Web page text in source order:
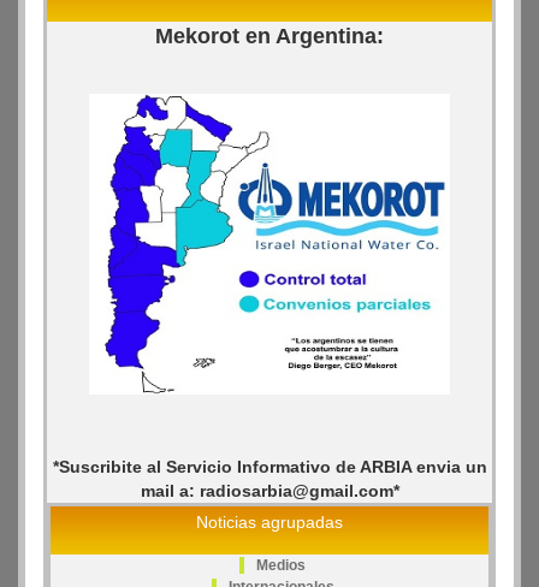
Mekorot en Argentina:
*Suscribite al Servicio Informativo de ARBIA envia un
mail a: radiosarbia@gmail.com*
Noticias agrupadas
Medios